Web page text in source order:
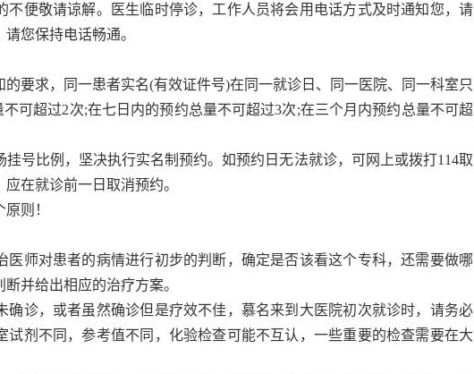
不便敬请谅解。医生临时停诊，工作人员将会用电话方式及时通知您，请
您保持电话畅通。
要求，同一患者实名(有效证件号)在同一就诊日、同一医院、同一科室只
可超过2次;在七日内的预约总量不可超过3次;在三个月内预约总量不可超
号比例，坚决执行实名制预约。如预约日无法就诊，可网上或拨打114取
在就诊前一日取消预约。
则！
医师对患者的病情进行初步的判断，确定是否该看这个专科，还需要做哪
并给出相应的治疗方案。
确诊，或者虽然确诊但是疗效不佳，慕名来到大医院初次就诊时，请务必
试剂不同，参考值不同，化验检查可能不互认，一些重要的检查需要在大